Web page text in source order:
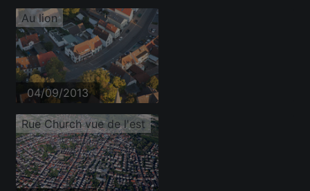
Au lion
04/09/2013
Rue Church vue de l'est